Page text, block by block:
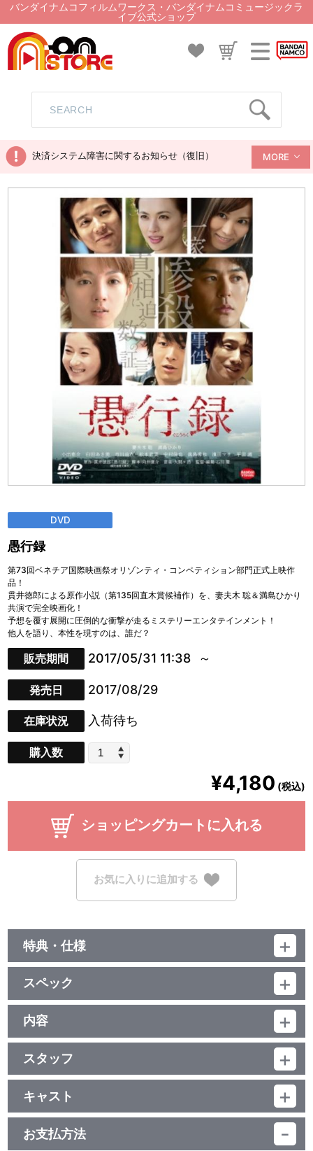
バンダイナムコフィルムワークス・バンダイナムコミュージックラ
イブ公式ショップ
決済システム障害に関するお知らせ（復旧） MORE
DVD
愚行録
第73回ベネチア国際映画祭オリゾンティ・コンペティション部門正式上映作
品！
貫井徳郎による原作小説（第135回直木賞候補作）を、妻夫木 聡＆満島ひかり
共演で完全映画化！
予想を覆す展開に圧倒的な衝撃が走るミステリーエンタテインメント！
他人を語り、本性を現すのは、誰だ？
販売期間 2017/05/31 11:38
発売日 2017/08/29
在庫状況 入荷待ち
購入数
¥4,180 (税込)
ショッピングカートに入れる
お気に入りに追加する
特典・仕様
特典
特報・予告編・TVスポット
スペック
品番：BCBJ-4848
ジャンル：劇場公開映画（邦画）
（本編120分+映像特典2分）／ﾄﾞﾙﾋﾞｰﾃﾞｼﾞﾀﾙ（5.1ch・ｽﾃﾚｵ）／片
面2層／16:9（ｽｸｲｰｽﾞ）／ｽｺｰﾌﾟｻｲｽﾞ・一部ﾋﾞｽﾀｻｲｽﾞ／日本語・英語
字幕付（ON・OFF可能）／カラー／確122分／全1巻
内容
制作年度：2017年
【収録内容】
エリートサラリーマンの夫、美人で完璧な妻、そして可愛い一人
娘の田向（たこう）一家。絵に描いたように幸せな家族を襲った一
家惨殺事件は迷宮入りしたまま一年が過ぎた。週刊誌の記者である
田中は、改めて事件の真相に迫ろうと取材を開始する。
殺害された夫・田向浩樹の会社同僚の渡辺正人。 妻・友季恵の大
学同期であった宮村淳子。 その淳子の恋人であった尾形孝之。そし
スタッフ
原作：貫井徳郎『愚行録』（創元推理文庫刊）／脚本：向井康介／
音楽：大間々 昂／監督・編集：石川 慶／撮影監督：ピオトル・ニ
エミイスキ，P.S.C.／照明：宗 賢次郎／美術：尾関龍生／録音：久
連石由文／キャスティング：吉川威史／助監督：川口浩史／製作担
当：伊達真人／編集：太田義則／衣裳：森口誠治／装飾：篠田公史
／メイク：那須野 詞／音響効果：柴崎憲治／音楽プロデューサー：
キャスト
妻夫木 聡／満島ひかり
小出恵介／臼田あさ美／市川由衣／松本若菜／中村倫也／眞島秀和
／濱田マリ／平田 満
お支払方法